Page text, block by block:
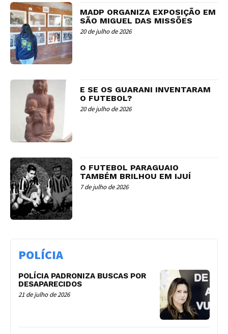
MADP ORGANIZA EXPOSIÇÃO EM
SÃO MIGUEL DAS MISSÕES
20 de julho de 2026
E SE OS GUARANI INVENTARAM
O FUTEBOL?
20 de julho de 2026
O FUTEBOL PARAGUAIO
TAMBÉM BRILHOU EM IJUÍ
7 de julho de 2026
POLÍCIA
POLÍCIA PADRONIZA BUSCAS POR
DESAPARECIDOS
21 de julho de 2026